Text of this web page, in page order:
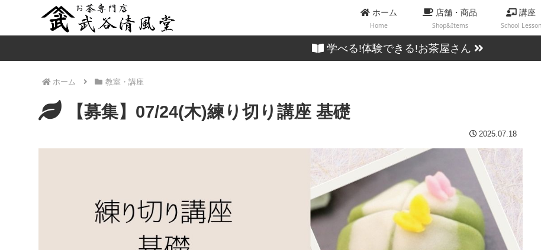
ホーム
Home
店舗・商品
Shop&Items
講座
School Lesson
学べる!体験できる!お茶屋さん
ホーム 教室・講座
【募集】07/24(木)練り切り講座 基礎
2025.07.18